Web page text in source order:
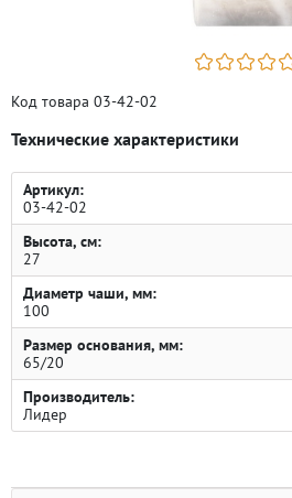
Код товара 03-42-02
Технические характеристики
Артикул:
03-42-02
Высота, см:
27
Диаметр чаши, мм:
100
Размер основания, мм:
65/20
Производитель:
Лидер